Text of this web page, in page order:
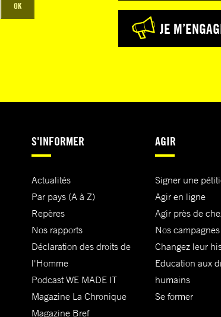
OK
JE
S'INFORMER
Actualités
Par pays (A à Z)
Repères
Nos rapports
Déclaration des droits de
l'Homme
Podcast WE MADE IT
Magazine La Chronique
Magazine Bref
AGIR
Signer une
Agir en ligne
Agir près de
Nos campagnes
Changez leur
Education aux
humains
Se former